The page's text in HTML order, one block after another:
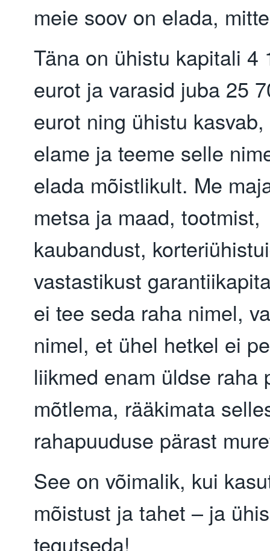
meie soov on elada,
Täna on ühistu kapitali 4
eurot ja varasid juba 25
eurot ning ühistu
elame ja teeme selle
elada mõistlikult. Me
metsa ja maad, tootmist,
kaubandust,
vastastikust
ei tee seda raha nimel,
nimel, et ühel hetkel ei
liikmed enam üldse raha
mõtlema, rääkimata
rahapuuduse pärast
See on võimalik, kui
mõistust ja tahet – ja
tegutseda!